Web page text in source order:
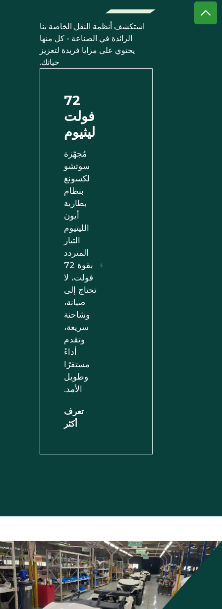
استكشف أنظمة النقل الخاصة بنا
الرائدة في الصناعة - كل منها
يحتوي على مزايا فريدة لتعزيز
حياتك.
72
فولت
ليثيوم
مُجهّزة
سوتشو
لكسونغ
بنظام
بطارية
أيون
الليتيوم
التيار
المتردد
بقوة 72
فولت، لا
تحتاج إلى
صيانة،
وشاحنة
سريعة،
وتقدم
أداءً
مستقرًا
وطويل
الأمد.
تعرف
أكثر